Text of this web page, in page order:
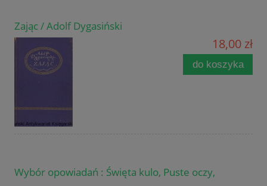
Zając / Adolf Dygasiński
18,00 zł
do koszyka
Wybór opowiadań : Święta kulo, Puste oczy,